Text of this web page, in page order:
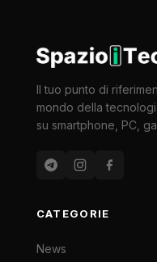
Il tuo punto di
mondo della
su smartphone, PC,
CATEGORIE
News